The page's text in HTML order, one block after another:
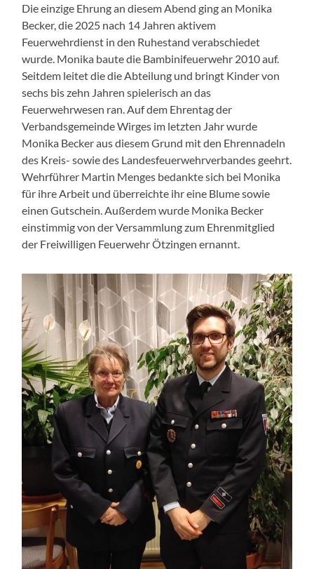
Die einzige Ehrung an diesem Abend ging an Monika
Becker, die 2025 nach 14 Jahren aktivem
Feuerwehrdienst in den Ruhestand verabschiedet
wurde. Monika baute die Bambinifeuerwehr 2010 auf.
Seitdem leitet die die Abteilung und bringt Kinder von
sechs bis zehn Jahren spielerisch an das
Feuerwehrwesen ran. Auf dem Ehrentag der
Verbandsgemeinde Wirges im letzten Jahr wurde
Monika Becker aus diesem Grund mit den Ehrennadeln
des Kreis- sowie des Landesfeuerwehrverbandes geehrt.
Wehrführer Martin Menges bedankte sich bei Monika
für ihre Arbeit und überreichte ihr eine Blume sowie
einen Gutschein. Außerdem wurde Monika Becker
einstimmig von der Versammlung zum Ehrenmitglied
der Freiwilligen Feuerwehr Ötzingen ernannt.